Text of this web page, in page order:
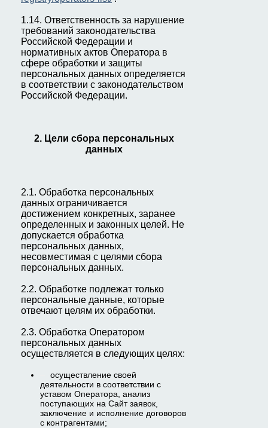
1.14. Ответственность за нарушение
требований законодательства
Российской Федерации и
нормативных актов Оператора в
сфере обработки и защиты
персональных данных определяется
в соответствии с законодательством
Российской Федерации.
2. Цели сбора персональных
данных
2.1. Обработка персональных
данных ограничивается
достижением конкретных, заранее
определенных и законных целей. Не
допускается обработка
персональных данных,
несовместимая с целями сбора
персональных данных.
2.2. Обработке подлежат только
персональные данные, которые
отвечают целям их обработки.
2.3. Обработка Оператором
персональных данных
осуществляется в следующих целях:
осуществление своей
деятельности в соответствии с
уставом Оператора, анализ
поступающих на Сайт заявок,
заключение и исполнение договоров
с контрагентами;